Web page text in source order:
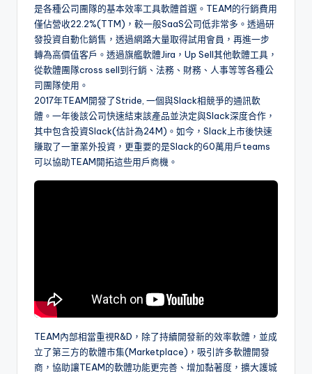
是各種公司團隊的基本效率工具軟體首選。TEAM的行銷費用
僅佔營收22.2%(TTM)，較一般SaaS公司低非常多。透過研
發投資自動化銷售，透過網路大量取得試用會員，再進一步
轉為高價值客戶。透過旗艦軟體Jira，Up Sell其他軟體工具，
從軟體團隊cross sell到行銷、法務、財務、人事等等各種公
司團隊使用。
2017年TEAM開發了Stride, 一個與Slack相競爭的通訊軟
體。一年後該公司快速結束該產品並決定與Slack深度合作，
其中包含投資Slack(估計為24M)。如今，Slack上市後快速
賺取了一筆業外投資，更重要的是Slack的60萬用戶teams
可以協助TEAM開拓這些用戶商機。
TEAM內部相當重視R&D，除了持續開發新的效率軟體，並成
立了第三方的軟體市集(Marketplace)，吸引許多軟體開發
商，協助讓TEAM的軟體功能更完善、增加黏著度，擴大護城